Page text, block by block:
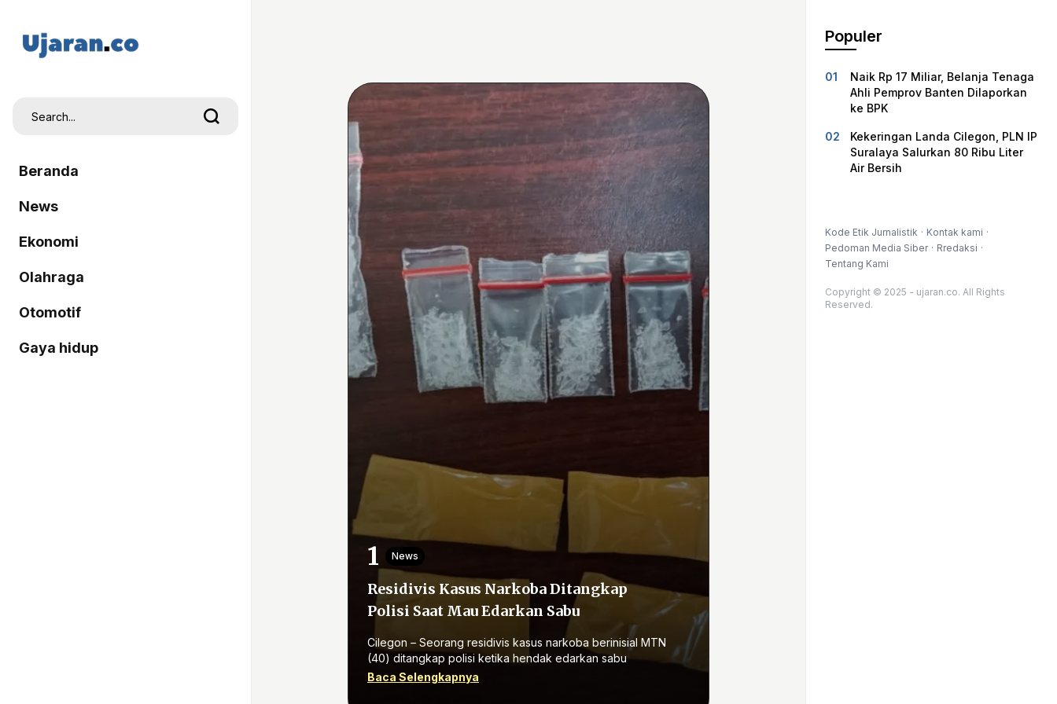
Beranda
News
Ekonomi
Olahraga
Otomotif
Gaya hidup
News
Residivis Kasus Narkoba Ditangkap
Polisi Saat Mau Edarkan Sabu
Cilegon – Seorang residivis kasus narkoba berinisial MTN
(40) ditangkap polisi ketika hendak edarkan sabu
Baca Selengkapnya
Populer
Naik Rp 17 Miliar, Belanja Tenaga
Ahli Pemprov Banten Dilaporkan
ke BPK
Kekeringan Landa Cilegon, PLN IP
Suralaya Salurkan 80 Ribu Liter
Air Bersih
Kode Etik Jurnalistik
Kontak kami
Pedoman Media Siber
Rredaksi
Tentang Kami
Copyright © 2025 - ujaran.co. All Rights
Reserved.